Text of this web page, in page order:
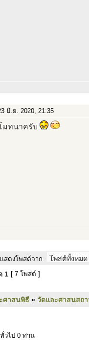
มิ.ย. 2020, 21:35
มทนาครับ
แสดงโพสต์จาก:
1 [ 7 โพสต์ ]
ศาสนพิธี » วัดและศาสนสถ
วไป 0 ท่าน